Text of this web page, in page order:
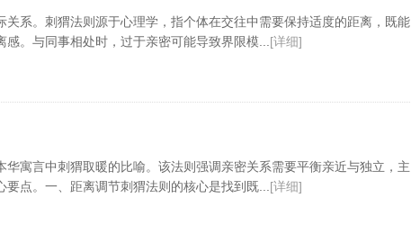
系。刺猬法则源于心理学，指个体在交往中需要保持适度的距离，既能
。与同事相处时，过于亲密可能导致界限模... [详细]
寓言中刺猬取暖的比喻。该法则强调亲密关系需要平衡亲近与独立，主
点。一、距离调节刺猬法则的核心是找到既... [详细]